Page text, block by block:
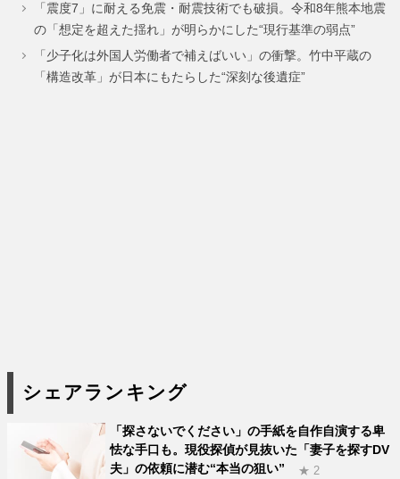
ジ
ジ
ジ
ジ
ジ
ジ
ジ
ー
ジ
ー
ジ
「震度7」に耐える免震・耐震技術でも破損。令和8年熊本地震
の「想定を超えた揺れ」が明らかにした“現行基準の弱点”
「少子化は外国人労働者で補えばいい」の衝撃。竹中平蔵の
「構造改革」が日本にもたらした“深刻な後遺症”
シェアランキング
「探さないでください」の手紙を自作自演する卑
怯な手口も。現役探偵が見抜いた「妻子を探すDV
夫」の依頼に潜む“本当の狙い”
★ 2